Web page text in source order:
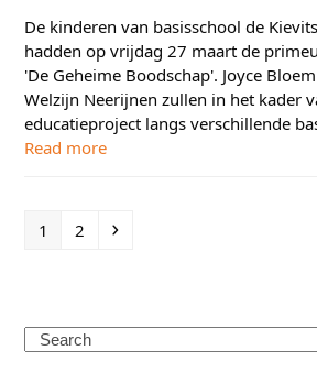
De kinderen van basisschool de
hadden op vrijdag 27 maart de
'De Geheime Boodschap'. Joyce
Welzijn Neerijnen zullen in het kader
educatieproject langs verschillende
Read more
Page
1 Page
2 Next
Search